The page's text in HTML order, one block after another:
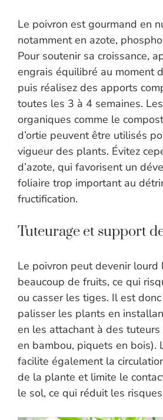
Le poivron est gourmand en
notamment en azote,
Pour soutenir sa croissance,
engrais équilibré au moment
puis réalisez des apports
toutes les 3 à 4 semaines.
organiques comme le
d’ortie peuvent être utilisés
vigueur des plants. Évitez
d’azote, qui favorisent un
foliaire trop important au
fructification.
Tuteurage et support
Le poivron peut devenir lourd
beaucoup de fruits, ce qui
ou casser les tiges. Il est
palisser les plants en
en les attachant à des
en bambou, piquets en bois).
facilite également la
de la plante et limite le
le sol, ce qui réduit les